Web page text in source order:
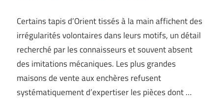
Certains tapis d’Orient tissés à la main affichent des
irrégularités volontaires dans leurs motifs, un détail
recherché par les connaisseurs et souvent absent
des imitations mécaniques. Les plus grandes
maisons de vente aux enchères refusent
systématiquement d’expertiser les pièces dont …